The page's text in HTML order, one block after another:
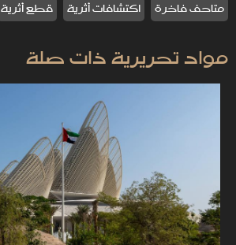
متاحف فاخرة اكتشافات أثرية قطع أثرية
مواد تحريرية ذات صلة